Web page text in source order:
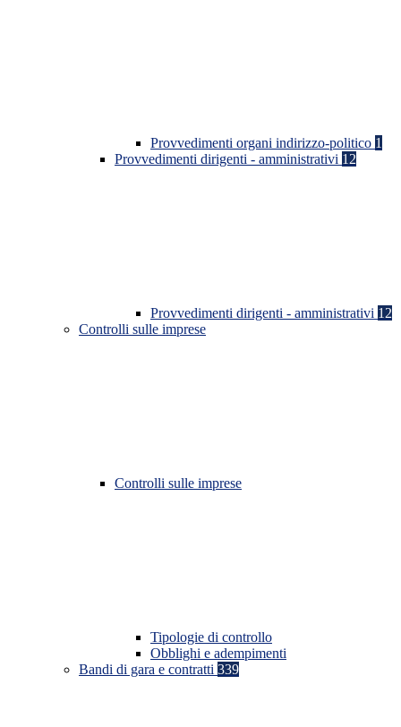
Provvedimenti organi indirizzo-politico 1
Provvedimenti dirigenti - amministrativi 12
Provvedimenti dirigenti - amministrativi 12
Controlli sulle imprese
Controlli sulle imprese
Tipologie di controllo
Obblighi e adempimenti
Bandi di gara e contratti 339